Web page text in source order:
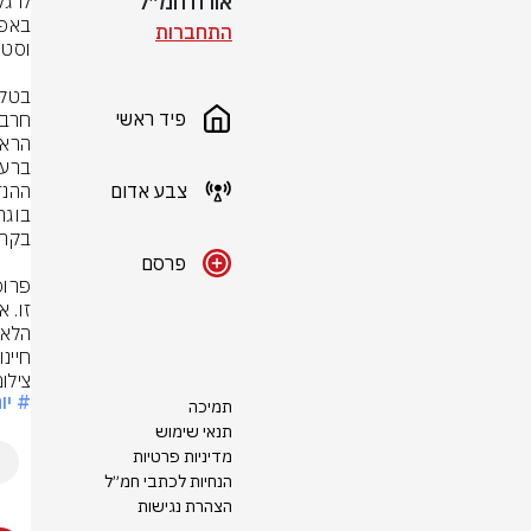
התחברות
פיד ראשי
צבע אדום
פרסם
תמיכה
תנאי שימוש
מדיניות פרטיות
הנחיות לכתבי חמ״ל
הצהרת נגישות
#